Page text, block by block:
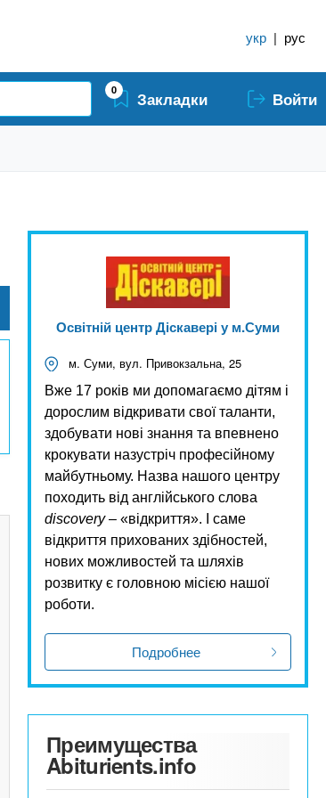
укр | рус
0 Закладки Войти
Освітній центр Діскавері у м.Суми
м. Суми, вул. Привокзальна, 25
Вже 17 років ми допомагаємо дітям і
дорослим відкривати свої таланти,
здобувати нові знання та впевнено
крокувати назустріч професійному
майбутньому. Назва нашого центру
походить від англійського слова
discovery– «відкриття». І саме
відкриття прихованих здібностей,
нових можливостей та шляхів
розвитку є головною місією нашої
роботи.
Подробнее
Преимущества
Abiturients.info